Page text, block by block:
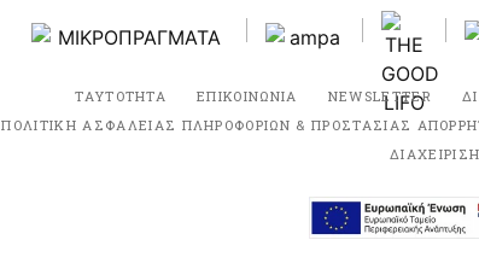
ΤΑΥΤΟΤΗΤΑ ΕΠΙΚΟΙΝΩΝΙΑ NEWSLETTER
ΠΟΛΙΤΙΚΗ ΑΣΦΑΛΕΙΑΣ ΠΛΗΡΟΦΟΡΙΩΝ & ΠΡΟΣΤΑΣΙΑΣ